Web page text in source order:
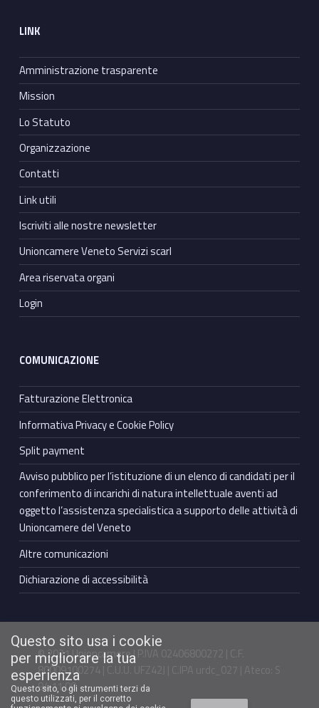
LINK
Amministrazione trasparente
Mission
Lo Statuto
Organizzazione
Contatti
Link utili
Iscriviti alle nostre newsletter
Unioncamere Veneto Servizi scarl
Area riservata organi
Login
COMUNICAZIONE
Fatturazione Elettronica
Informativa Privacy e Cookie Policy
Split payment
Avviso pubblico per l’istituzione di un elenco di candidati per il
conferimento di incarichi di natura intellettuale aventi ad
oggetto l’assistenza specialistica a supporto delle attività di
Unioncamere del Veneto
Altre comunicazioni
Dichiarazione di accessibilità
© 2021 Unioncamere | P.IVA 02406800272 | C.F.
80009100274 | C.U.U. UFZ42J | C.IPA urdc_027 | Ateco: S
94.11.00
Questo sito usa i cookie
per migliorare la tua
esperienza
Questo sito, o gli strumenti terzi da
questo utilizzati, per il corretto